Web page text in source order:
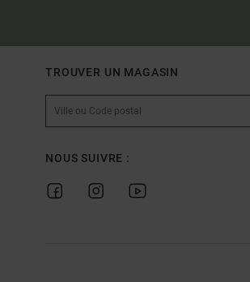
TROUVER UN MAGASIN
NOUS SUIVRE :